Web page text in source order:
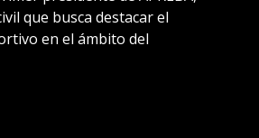
que busca destacar el
en el ámbito del